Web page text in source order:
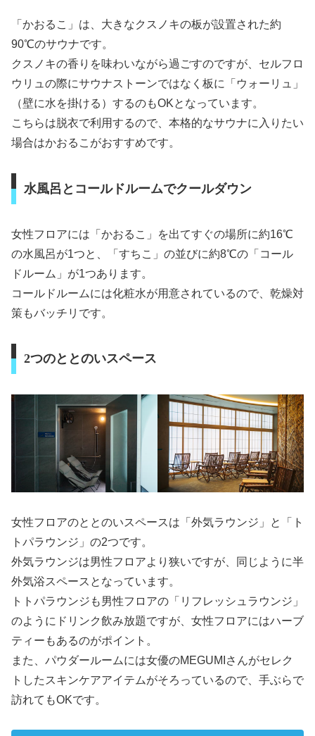
「かおるこ」は、大きなクスノキの板が設置された約
90℃のサウナです。
クスノキの香りを味わいながら過ごすのですが、セルフロ
ウリュの際にサウナストーンではなく板に「ウォーリュ」
（壁に水を掛ける）するのもOKとなっています。
こちらは脱衣で利用するので、本格的なサウナに入りたい
場合はかおるこがおすすめです。
水風呂とコールドルームでクールダウン
女性フロアには「かおるこ」を出てすぐの場所に約16℃
の水風呂が1つと、「すちこ」の並びに約8℃の「コール
ドルーム」が1つあります。
コールドルームには化粧水が用意されているので、乾燥対
策もバッチリです。
2つのととのいスペース
女性フロアのととのいスペースは「外気ラウンジ」と「ト
トパラウンジ」の2つです。
外気ラウンジは男性フロアより狭いですが、同じように半
外気浴スペースとなっています。
トトパラウンジも男性フロアの「リフレッシュラウンジ」
のようにドリンク飲み放題ですが、女性フロアにはハーブ
ティーもあるのがポイント。
また、パウダールームには女優のMEGUMIさんがセレク
トしたスキンケアアイテムがそろっているので、手ぶらで
訪れてもOKです。